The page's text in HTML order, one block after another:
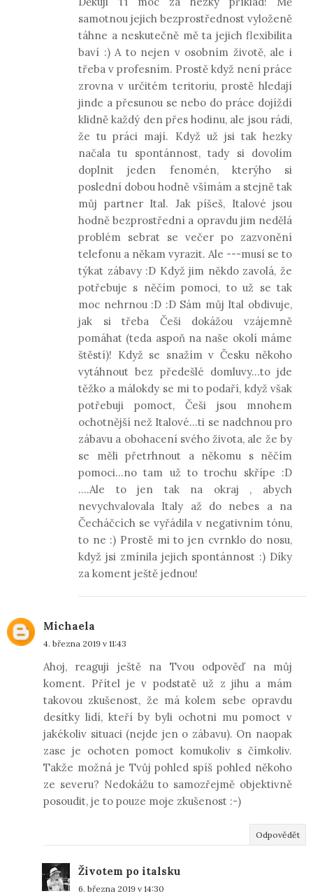
samotnou jejich bezprostřednost vyloženě
táhne a neskutečně mě ta jejich flexibilita
baví :) A to nejen v osobním životě, ale i
třeba v profesním. Prostě když není práce
zrovna v určitém teritoriu, prostě hledají
jinde a přesunou se nebo do práce dojíždí
klidně každý den přes hodinu, ale jsou rádi,
že tu práci mají. Když už jsi tak hezky
načala tu spontánnost, tady si dovolím
doplnit jeden fenomén, kterýho si
poslední dobou hodně všímám a stejně tak
můj partner Ital. Jak píšeš, Italové jsou
hodně bezprostřední a opravdu jim nedělá
problém sebrat se večer po zazvonění
telefonu a někam vyrazit. Ale ---musí se to
týkat zábavy :D Když jim někdo zavolá, že
potřebuje s něčím pomoci, to už se tak
moc nehrnou :D :D Sám můj Ital obdivuje,
jak si třeba Češi dokážou vzájemně
pomáhat (teda aspoň na naše okolí máme
štěstí)! Když se snažím v Česku někoho
vytáhnout bez předešlé domluvy...to jde
těžko a málokdy se mi to podaří, když však
potřebuji pomoct, Češi jsou mnohem
ochotnější než Italové...ti se nadchnou pro
zábavu a obohacení svého života, ale že by
se měli přetrhnout a někomu s něčím
pomoci...no tam už to trochu skřípe :D
....Ale to jen tak na okraj , abych
nevychvalovala Italy až do nebes a na
Čecháčcích se vyřádila v negativním tónu,
to ne :) Prostě mi to jen cvrnklo do nosu,
když jsi zmínila jejich spontánnost :) Díky
za koment ještě jednou!
Michaela
4. března 2019 v 11:43
Ahoj, reaguji ještě na Tvou odpověď na můj
koment. Přítel je v podstatě už z jihu a mám
takovou zkušenost, že má kolem sebe opravdu
desítky lidí, kteří by byli ochotni mu pomoct v
jakékoliv situaci (nejde jen o zábavu). On naopak
zase je ochoten pomoct komukoliv s čímkoliv.
Takže možná je Tvůj pohled spíš pohled někoho
ze severu? Nedokážu to samozřejmě objektivně
posoudit, je to pouze moje zkušenost :-)
Odpovědět
Životem po italsku
6. března 2019 v 14:30